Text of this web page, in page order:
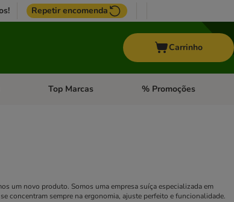
Repetir encomenda
Carrinho
PássarosAbrir menu de categoria: Outros animais
Top Marcas Abrir menu de categoria:
% Promoções
um novo produto. Somos uma empresa suíça especializada em
concentram sempre na ergonomia, ajuste perfeito e funcionalidade.